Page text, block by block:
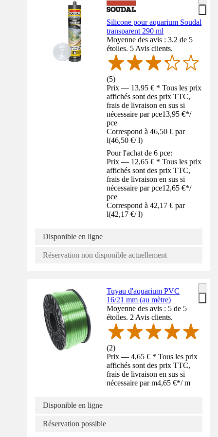
Silicone pour aquarium Soudal
transparent 290 ml
Moyenne des avis : 3.2 de 5
étoiles. 5 Avis clients.
(5)
Prix — 13,95 € * Tous les prix
affichés sont des prix TTC,
frais de livraison en sus si
nécessaire par pce13,95 €*/
pce
Correspond à 46,50 € par
l(46,50 €/ l)
Pour l'achat de 6 pce:
Prix — 12,65 € * Tous les prix
affichés sont des prix TTC,
frais de livraison en sus si
nécessaire par pce12,65 €*/
pce
Correspond à 42,17 € par
l(42,17 €/ l)
Disponible en ligne
Réservation non disponible actuellement
Tuyau d'aquarium PVC
16/21 mm (au mètre)
Moyenne des avis : 5 de 5
étoiles. 2 Avis clients.
(2)
Prix — 4,65 € * Tous les prix
affichés sont des prix TTC,
frais de livraison en sus si
nécessaire par m4,65 €*/ m
Disponible en ligne
Réservation possible